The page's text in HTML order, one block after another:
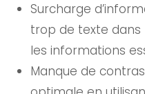
Surcharge
trop de texte dans
les informations
Manque de